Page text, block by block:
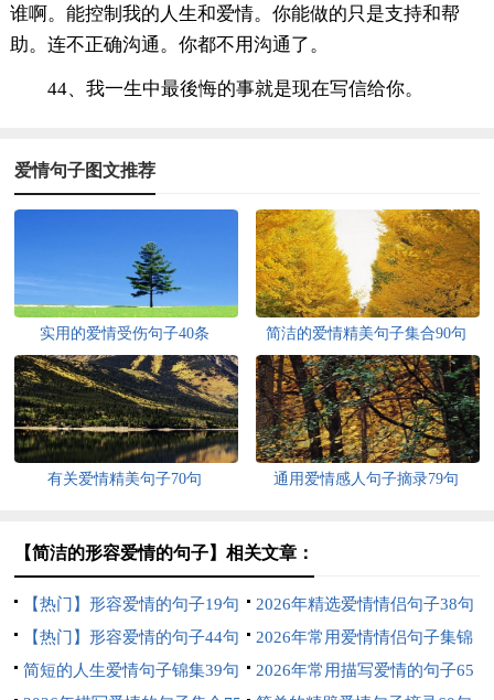
谁啊。能控制我的人生和爱情。你能做的只是支持和帮
助。连不正确沟通。你都不用沟通了。
44、我一生中最後悔的事就是现在写信给你。
爱情句子图文推荐
实用的爱情受伤句子40条 简洁的爱情精美句子集合90句
有关爱情精美句子70句 通用爱情感人句子摘录79句
【简洁的形容爱情的句子】相关文章：
【热门】形容爱情的句子19句
2026年精选爱情情侣句子38句
【热门】形容爱情的句子44句
2026年常用爱情情侣句子集锦
89句
简短的人生爱情句子锦集39句
2026年常用描写爱情的句子65